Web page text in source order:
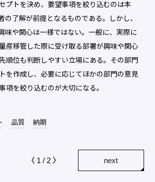
プトを決め、要望事項を絞り込むのは本
の了解が前提となるものである。しかし、
味や関心は一様ではない。一般に、実際に
産移管した際に受け取る部署が興味や関心
順位も判断しやすい立場にある。その部門
を作成し、必要に応じてほかの部門の意見
項を絞り込むのが大切になる。
品質 納期
〈 1 / 2 〉 next